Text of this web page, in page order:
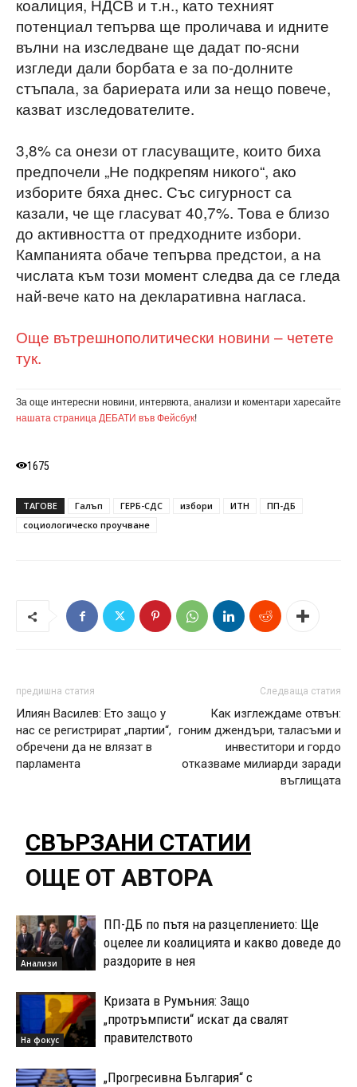
коалиция, НДСВ и т.н., като техният
потенциал тепърва ще проличава и идните
вълни на изследване ще дадат по-ясни
изгледи дали борбата е за по-долните
стъпала, за бариерата или за нещо повече,
казват изследователите.
3,8% са онези от гласуващите, които биха
предпочели „Не подкрепям никого“, ако
изборите бяха днес. Със сигурност са
казали, че ще гласуват 40,7%. Това е близо
до активността от предходните избори.
Кампанията обаче тепърва предстои, а на
числата към този момент следва да се гледа
най-вече като на декларативна нагласа.
Още вътрешнополитически новини – четете
тук.
За още интересни новини, интервюта, анализи и коментари харесайте
нашата страница ДЕБАТИ във Фейсбук!
1675
ТАГОВЕ Галъп ГЕРБ-СДС избори ИТН
ПП-ДБ
социологическо проучване
предишна статия
Илиян Василев: Ето защо у
нас се регистрират „партии“,
обречени да не влязат в
парламента
Следваща статия
Как изглеждаме отвън:
гоним джендъри, таласъми и
инвеститори и гордо
отказваме милиарди заради
въглищата
СВЪРЗАНИ СТАТИИ
ОЩЕ ОТ АВТОРА
Анализи
ПП-ДБ по пътя на разцеплението: Ще
оцелее ли коалицията и какво доведе до
раздорите в нея
На фокус
Кризата в Румъния: Защо
„протръмписти“ искат да свалят
правителството
„Прогресивна България“ с